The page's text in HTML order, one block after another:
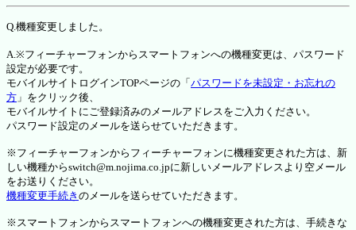
Q.機種変更しました。
A.※フィーチャーフォンからスマートフォンへの機種変更は、パスワード
設定が必要です。
モバイルサイトログインTOPページの「 パスワードを未設定・お忘れの
方 」をクリック後、
モバイルサイトにご登録済みのメールアドレスをご入力ください。
パスワード設定のメールを送らせていただきます。
※フィーチャーフォンからフィーチャーフォンに機種変更された方は、新
しい機種からswitch@m.nojima.co.jpに新しいメールアドレスより空メール
をお送りください。
機種変更手続き のメールを送らせていただきます。
※スマートフォンからスマートフォンへの機種変更された方は、手続きな